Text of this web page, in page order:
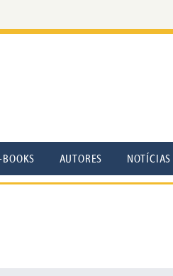
BOOKS AUTORES NOTÍCIAS